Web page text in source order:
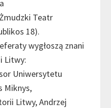
Teatr
18).
wygłoszą znani
Litwy:
Uniwersytetu
Miknys,
Litwy, Andrzej